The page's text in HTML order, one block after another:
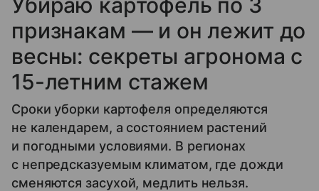
признакам — и он лежит до
весны: секреты агронома с
15-летним стажем
Сроки уборки картофеля определяются
не календарем, а состоянием растений
и погодными условиями. В регионах
с непредсказуемым климатом, где дожди
сменяются засухой, медлить нельзя.